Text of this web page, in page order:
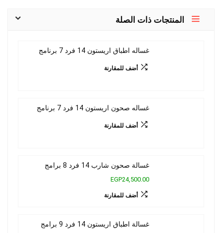
المنتجات ذات الصلة
غساله اطباق اريستون 14 فرد 7 برنامج
أضف للمقارنة
غساله صحون اريستون 14 فرد 7 برنامج
أضف للمقارنة
غسالة صحون شارب 14 فرد 8 برامج
EGP24,500.00
أضف للمقارنة
غسالة اطباق اريستون 14 فرد 9 برامج